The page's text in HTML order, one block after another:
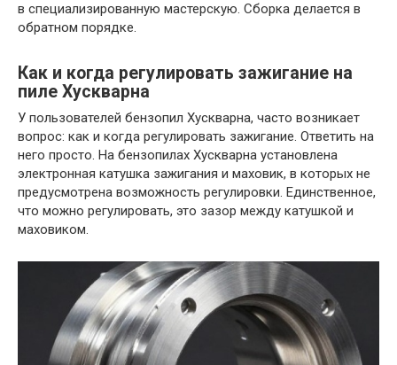
в специализированную мастерскую. Сборка делается в
обратном порядке.
Как и когда регулировать зажигание на
пиле Хускварна
У пользователей бензопил Хускварна, часто возникает
вопрос: как и когда регулировать зажигание. Ответить на
него просто. На бензопилах Хускварна установлена
электронная катушка зажигания и маховик, в которых не
предусмотрена возможность регулировки. Единственное,
что можно регулировать, это зазор между катушкой и
маховиком.